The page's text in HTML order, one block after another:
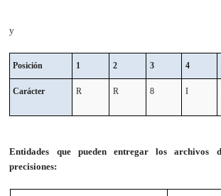
y
Posición 1 2 3 4
Carácter R R 8 I
Entidades que pueden entregar los archivos
precisiones: